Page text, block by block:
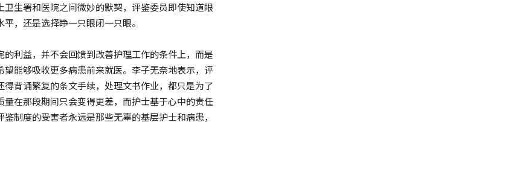
生署和医院之间微妙的默契，评鉴委员即使知道眼
，还是选择睁一只眼闭一只眼。
利益，并不会回馈到改善护理工作的条件上，而是
能够吸收更多病患前来就医。李子无奈地表示，评
背诵繁复的条文手续，处理文书作业，都只是为了
在那段期间只会变得更差，而护士基于心中的责任
制度的受害者永远是那些无辜的基层护士和病患，